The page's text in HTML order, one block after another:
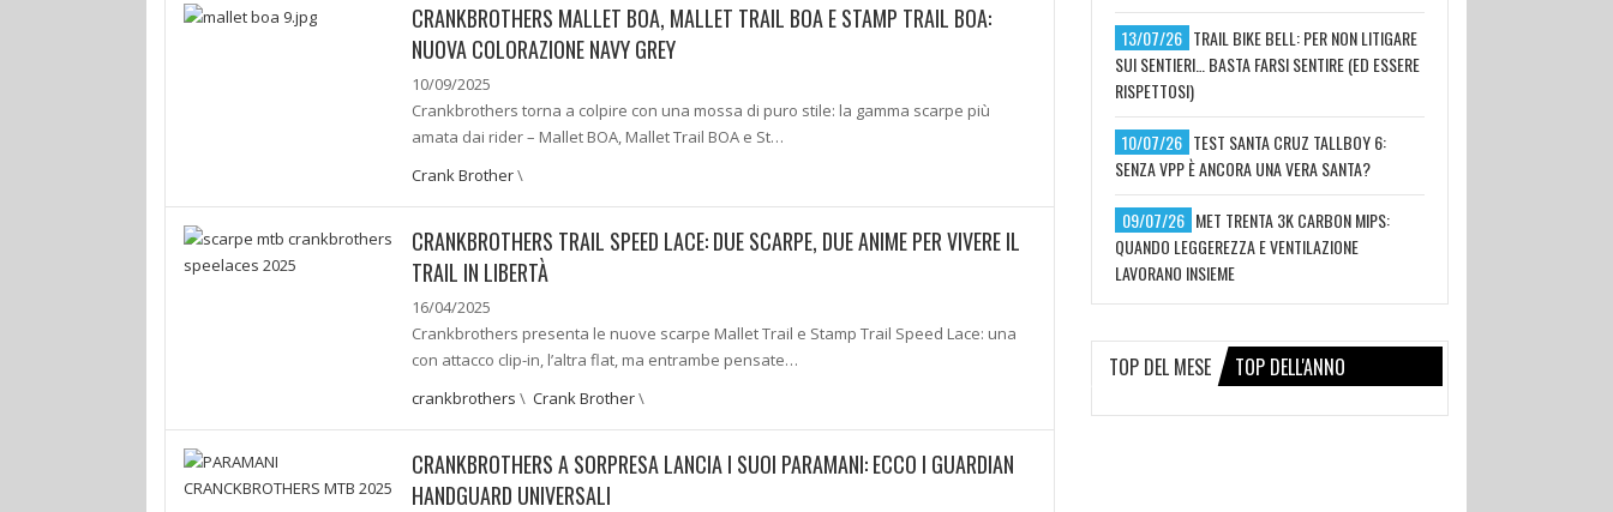
CRANKBROTHERS MALLET BOA, MALLET TRAIL BOA E STAMP TRAIL BOA:
NUOVA COLORAZIONE NAVY GREY
10/09/2025
Crankbrothers torna a colpire con una mossa di puro stile: la gamma scarpe più
amata dai rider – Mallet BOA, Mallet Trail BOA e St…
Crank Brother\
CRANKBROTHERS TRAIL SPEED LACE: DUE SCARPE, DUE ANIME PER VIVERE IL
TRAIL IN LIBERTÀ
16/04/2025
Crankbrothers presenta le nuove scarpe Mallet Trail e Stamp Trail Speed Lace: una
con attacco clip-in, l’altra flat, ma entrambe pensate…
crankbrothers \ Crank Brother\
CRANKBROTHERS A SORPRESA LANCIA I SUOI PARAMANI: ECCO I GUARDIAN
HANDGUARD UNIVERSALI
13/07/26 TRAIL BIKE BELL: PER NON LITIGARE
SUI SENTIERI… BASTA FARSI SENTIRE (ED ESSERE
RISPETTOSI)
10/07/26 TEST SANTA CRUZ TALLBOY 6:
SENZA VPP È ANCORA UNA VERA SANTA?
09/07/26 MET TRENTA 3K CARBON MIPS:
QUANDO LEGGEREZZA E VENTILAZIONE
LAVORANO INSIEME
TOP DEL MESE TOP DELL'ANNO